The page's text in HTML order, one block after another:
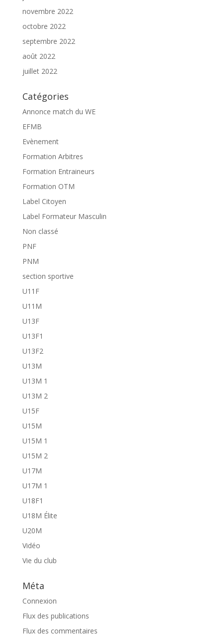
novembre 2022
octobre 2022
septembre 2022
août 2022
juillet 2022
Catégories
Annonce match du WE
EFMB
Evènement
Formation Arbitres
Formation Entraineurs
Formation OTM
Label Citoyen
Label Formateur Masculin
Non classé
PNF
PNM
section sportive
U11F
U11M
U13F
U13F1
U13F2
U13M
U13M 1
U13M 2
U15F
U15M
U15M 1
U15M 2
U17M
U17M 1
U18F1
U18M Élite
U20M
Vidéo
Vie du club
Méta
Connexion
Flux des publications
Flux des commentaires